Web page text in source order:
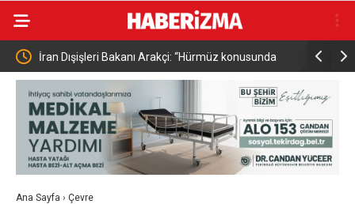
“Hürmüz konusunda
yakınız”
Bursa’da samanlık alevlere teslim oldu
Ana Sayfa › Çevre